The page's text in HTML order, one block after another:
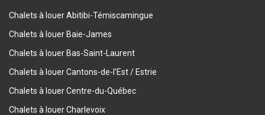
Chalets à louer Abitibi-Témiscamingue
Chalets à louer Baie-James
Chalets à louer Bas-Saint-Laurent
Chalets à louer Cantons-de-l'Est / Estrie
Chalets à louer Centre-du-Québec
Chalets à louer Charlevoix